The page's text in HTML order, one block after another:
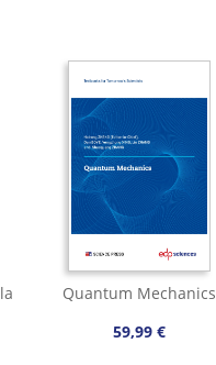
Quantum Mechanics
59,99 €